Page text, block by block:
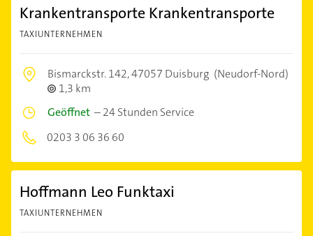
Krankentransporte Krankentransporte
TAXIUNTERNEHMEN
Bismarckstr. 142,47057 Duisburg (Neudorf-Nord)
1,3 km
Geöffnet –24 Stunden Service
0203 3 06 36 60
Hoffmann Leo Funktaxi
TAXIUNTERNEHMEN